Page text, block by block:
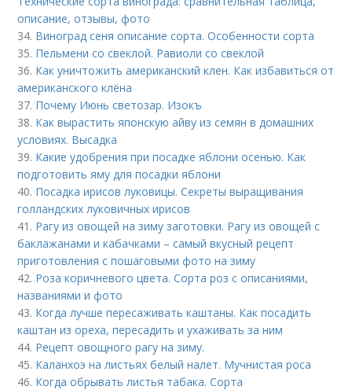
описание, отзывы, фото
34. Виноград сеня описание сорта. Особенности сорта
35. Пельмени со свеклой. Равиоли со свеклой
36. Как уничтожить американский клен. Как избавиться от
американского клёна
37. Почему Июнь светозар. Изокъ
38. Как вырастить японскую айву из семян в домашних
условиях. Высадка
39. Какие удобрения при посадке яблони осенью. Как
подготовить яму для посадки яблони
40. Посадка ирисов луковицы. Секреты выращивания
голландских луковичных ирисов
41. Рагу из овощей на зиму заготовки. Рагу из овощей с
баклажанами и кабачками – самый вкусный рецепт
приготовления с пошаговыми фото на зиму
42. Роза коричневого цвета. Сорта роз с описаниями,
названиями и фото
43. Когда лучше пересаживать каштаны. Как посадить
каштан из ореха, пересадить и ухаживать за ним
44. Рецепт овощного рагу на зиму.
45. Каланхоэ на листьях белый налет. Мучнистая роса
46. Когда обрывать листья табака. Сорта